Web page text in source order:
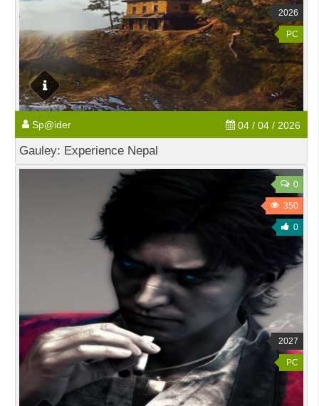
2026
PC
Sp@ider 04 / 04 / 2026
Gauley: Experience Nepal
0
350
0
2027
PC